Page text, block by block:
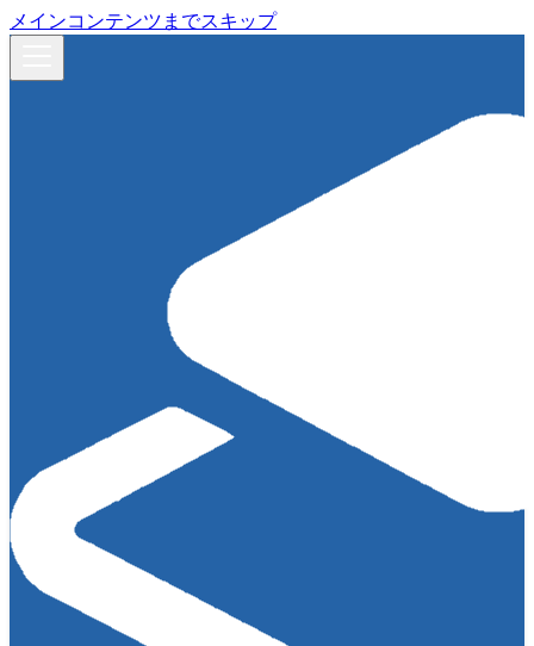
メインコンテンツまでスキップ